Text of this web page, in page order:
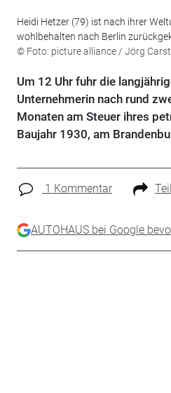
Heidi Hetzer (79) ist nach ihrer
wohlbehalten nach Berlin
© Foto: picture alliance / Jörg
Um 12 Uhr fuhr die
Unternehmerin nach rund
Monaten am Steuer ihres
Baujahr 1930, am
1 Kommentar
AUTOHAUS bei Google